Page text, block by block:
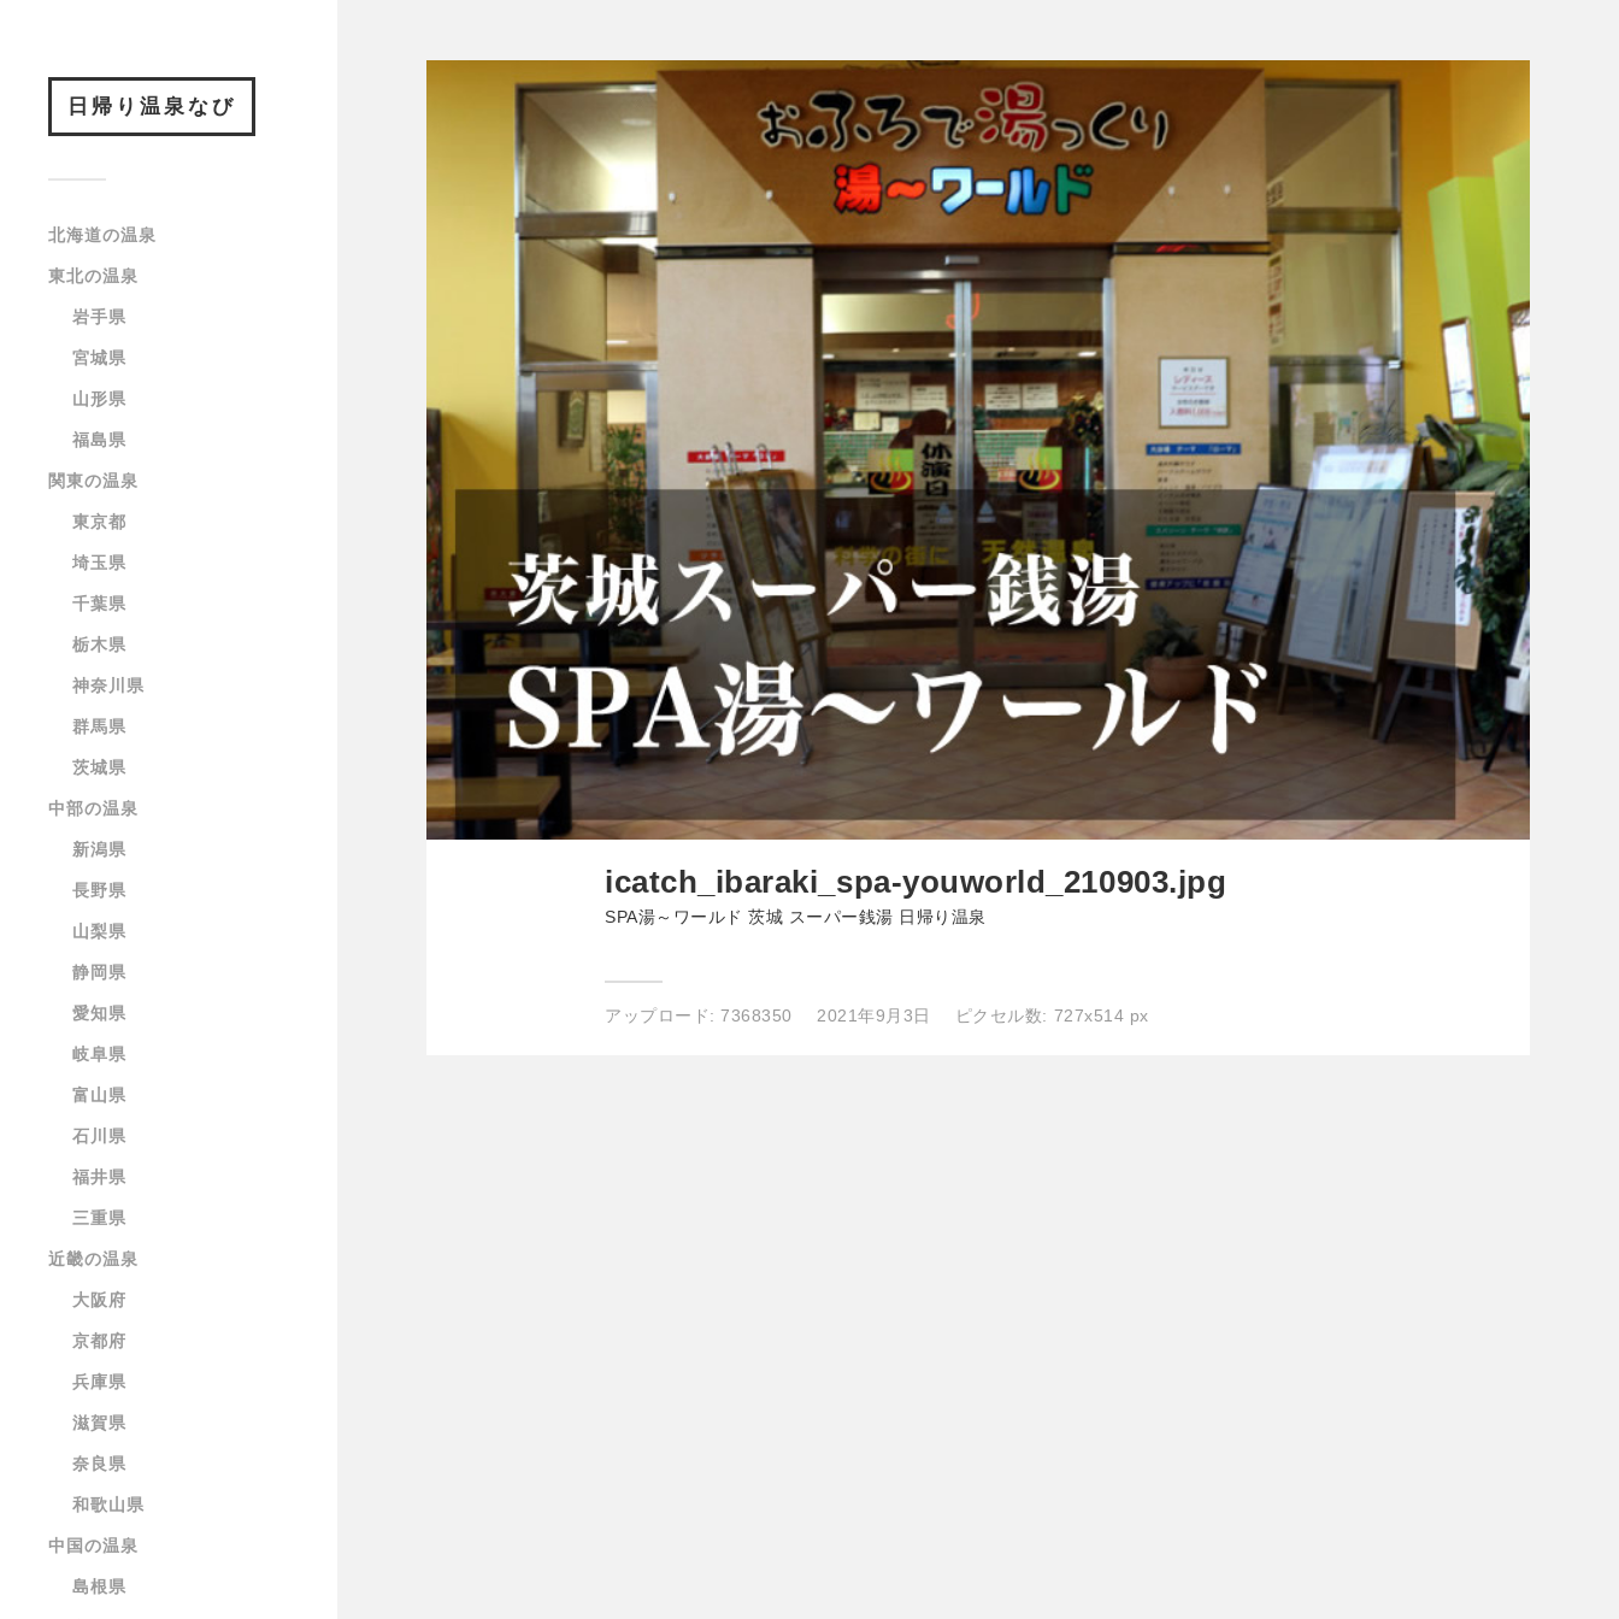
日帰り温泉なび
北海道の温泉
東北の温泉
岩手県
宮城県
山形県
福島県
関東の温泉
東京都
埼玉県
千葉県
栃木県
神奈川県
群馬県
茨城県
中部の温泉
新潟県
長野県
山梨県
静岡県
愛知県
岐阜県
富山県
石川県
福井県
三重県
近畿の温泉
大阪府
京都府
兵庫県
滋賀県
奈良県
和歌山県
中国の温泉
島根県
icatch_ibaraki_spa-youworld_210903.jpg
SPA湯～ワールド 茨城 スーパー銭湯 日帰り温泉
アップロード:7368350 2021年9月3日 ピクセル数: 727x514 px